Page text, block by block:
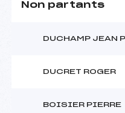
Non partants
DUCHAMP JEAN
DUCRET ROGER
BOISIER PIERRE